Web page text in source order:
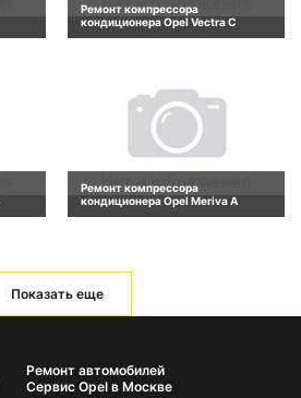
Ремонт компрессора
кондиционера Opel Vectra C
Ремонт компрессора
кондиционера Opel Meriva A
Показать еще
Ремонт автомобилей
Сервис Opel в Москве